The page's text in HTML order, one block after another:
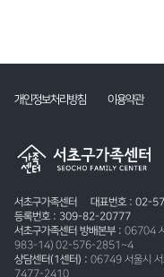
개인정보처리방침 이용약관
서초구가족센터 대표번호 : 02-
등록번호 : 309-82-20777
서초구가족센터 방배본부 : 06704
983-14) 02-576-2851~4
상담센터(1센터) : 06749 서울시
7477-2410